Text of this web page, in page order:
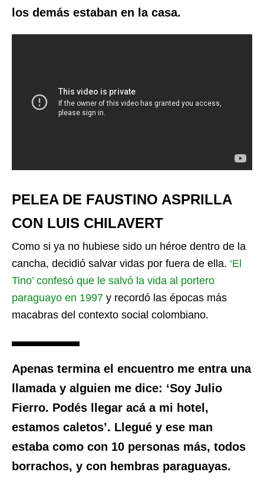
los demás estaban en la casa.
PELEA DE FAUSTINO ASPRILLA
CON LUIS CHILAVERT
Como si ya no hubiese sido un héroe dentro de la
cancha, decidió salvar vidas por fuera de ella. ‘El
Tino’ confesó que le salvó la vida al portero
paraguayo en 1997 y recordó las épocas más
macabras del contexto social colombiano.
Apenas termina el encuentro me entra una
llamada y alguien me dice: ‘Soy Julio
Fierro. Podés llegar acá a mi hotel,
estamos caletos’. Llegué y ese man
estaba como con 10 personas más, todos
borrachos, y con hembras paraguayas.